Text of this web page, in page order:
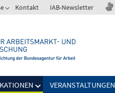
Kontakt IAB-Newsletter
VERANSTALTUNGEN